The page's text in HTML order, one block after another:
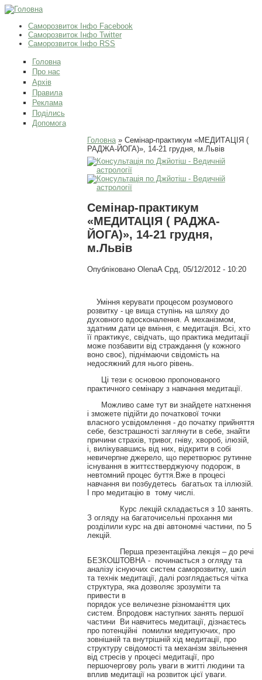
Саморозвиток Інфо Facebook
Саморозвиток Інфо Twitter
Саморозвиток Інфо RSS
Головна
Про нас
Архів
Правила
Реклама
Поділись
Допомога
Ви є тут
Головна» Семінар-практикум «МЕДИТАЦІЯ (
РАДЖА-ЙОГА)», 14-21 грудня, м.Львів
Семінар-практикум
«МЕДИТАЦІЯ ( РАДЖА-
ЙОГА)», 14-21 грудня,
м.Львів
Опубліковано OlenaAСрд, 05/12/2012 - 10:20
Уміння керувати процесом розумового
розвитку - це вища ступінь на шляху до
духовного вдосконалення. А механізмом,
здатним дати це вміння, є медитація. Всі, хто
її практикує, свідчать, що практика медитації
може позбавити від страждання (у кожного
воно своє), піднімаючи свідомість на
недосяжний для нього рівень.
Ці тези є основою пропонованого
практичного семінару з навчання медитації.
Можливо саме тут ви знайдете натхнення
і зможете підійти до початкової точки
власного усвідомлення - до початку прийняття
себе, безстрашності заглянути в себе, знайти
причини страхів, тривог, гніву, хвороб, ілюзій,
і, вилікувавшись від них, відкрити в собі
невичерпне джерело, що перетворює рутинне
існування в життєстверджуючу подорож, в
невтомний процес буття.Вже в процесі
навчання ви позбудетесь багатьох та іллюзій.
І про медитацію в тому числі.
Курс лекцій складається з 10 занять.
З огляду на багаточисельні прохання ми
розділили курс на дві автономні частини, по 5
лекцій.
Перша презентаційна лекція – до речі
БЕЗКОШТОВНА - починається з огляду та
аналізу існуючих систем саморозвитку, шкіл
та технік медитації, далі розглядається чітка
структура, яка дозволяє зрозуміти та
привести в
порядок усе величезне різноманіття цих
систем. Впродовж наступних занять першої
частини Ви навчитесь медитації, дізнаєтесь
про потенційні помилки медитуючих, про
зовнішній та внутрішній хід медитації, про
структуру свідомості та механізм звільнення
від стресів у процесі медитації, про
першочергову роль уваги в житті людини та
вплив медитації на розвиток цієї уваги.